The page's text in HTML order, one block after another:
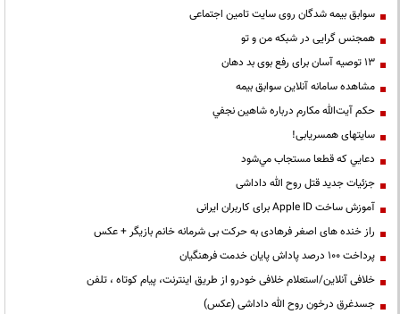
سوابق بیمه شدگان روی سایت تامین اجتماعی
همجنس گرایی در شبکه من و تو
13 توصیه آسان برای رفع بوی بد دهان
مشاهده سامانه آنلاين سوابق بیمه
حكم آيت‌الله مكارم درباره شاهين نجفي
سایتهای همسریابی!
دعايي كه قطعا مستجاب مي‌شود
جزئیات جدید قتل روح الله داداشی
آموزش ساخت Apple ID برای کاربران ایرانی
راز خنده های اصغر فرهادی به حرکت بی شرمانه خانم بازیگر + عکس
پرداخت ۱۰۰ درصد پاداش پایان خدمت فرهنگیان
خلافی آنلاین/استعلام خلافی خودرو از طریق اینترنت، پیام کوتاه ، تلفن
جسدغرق درخون روح الله داداشی (عکس)